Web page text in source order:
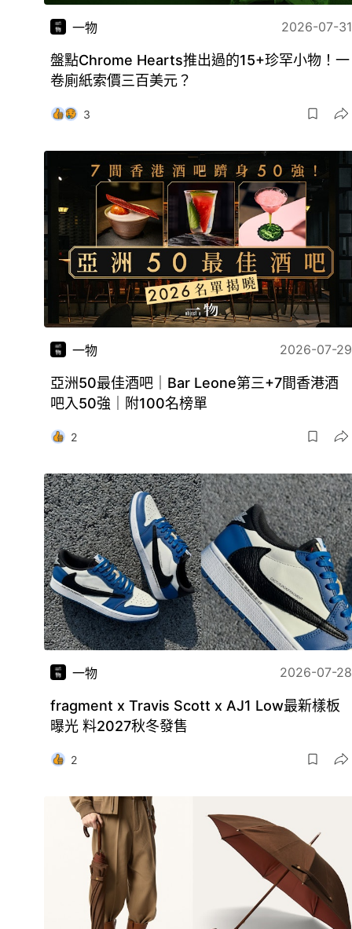
一物 2026-07-31
盤點Chrome Hearts推出過的15+珍罕小物！一
卷廁紙索價三百美元？
3
一物 2026-07-29
亞洲50最佳酒吧｜Bar Leone第三+7間香港酒
吧入50強｜附100名榜單
2
一物 2026-07-28
fragment x Travis Scott x AJ1 Low最新樣板
曝光 料2027秋冬發售
2